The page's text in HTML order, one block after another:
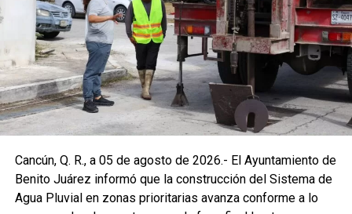
Cancún, Q. R., a 05 de agosto de 2026.- El Ayuntamiento de
Benito Juárez informó que la construcción del Sistema de
Agua Pluvial en zonas prioritarias avanza conforme a lo